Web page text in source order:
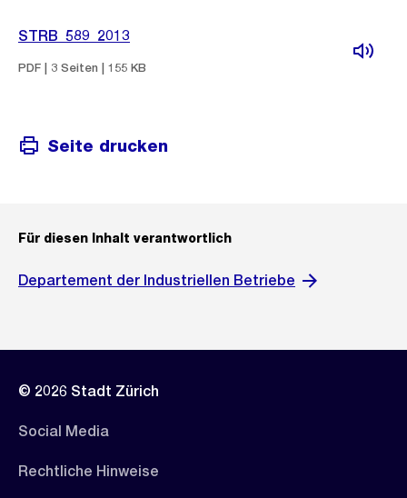
STRB_589_2013
PDF | 3 Seiten | 155 KB
Seite drucken
Für diesen Inhalt verantwortlich
Departement der Industriellen Betriebe
© 2026 Stadt Zürich
Social Media
Rechtliche Hinweise